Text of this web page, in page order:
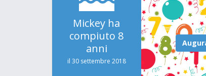
Mickey ha
compiuto 8
anni
il 30 settembre 2018